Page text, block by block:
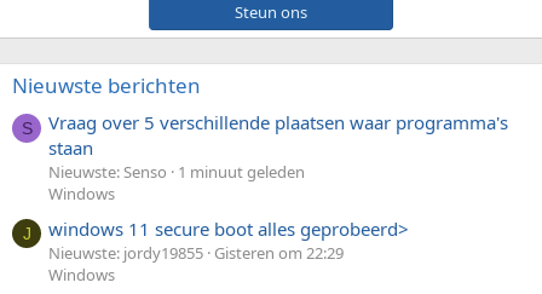
Steun ons
Nieuwste berichten
S
Vraag over 5 verschillende plaatsen waar programma's
staan
Nieuwste: Senso
1 minuut geleden
Windows
J windows 11 secure boot alles geprobeerd>
Nieuwste: jordy19855 Gisteren om 22:29
Windows